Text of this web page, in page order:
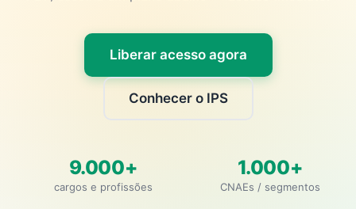
Liberar acesso agora
Conhecer o IPS
9.000+
cargos e profissões
1.000+
CNAEs / segmentos